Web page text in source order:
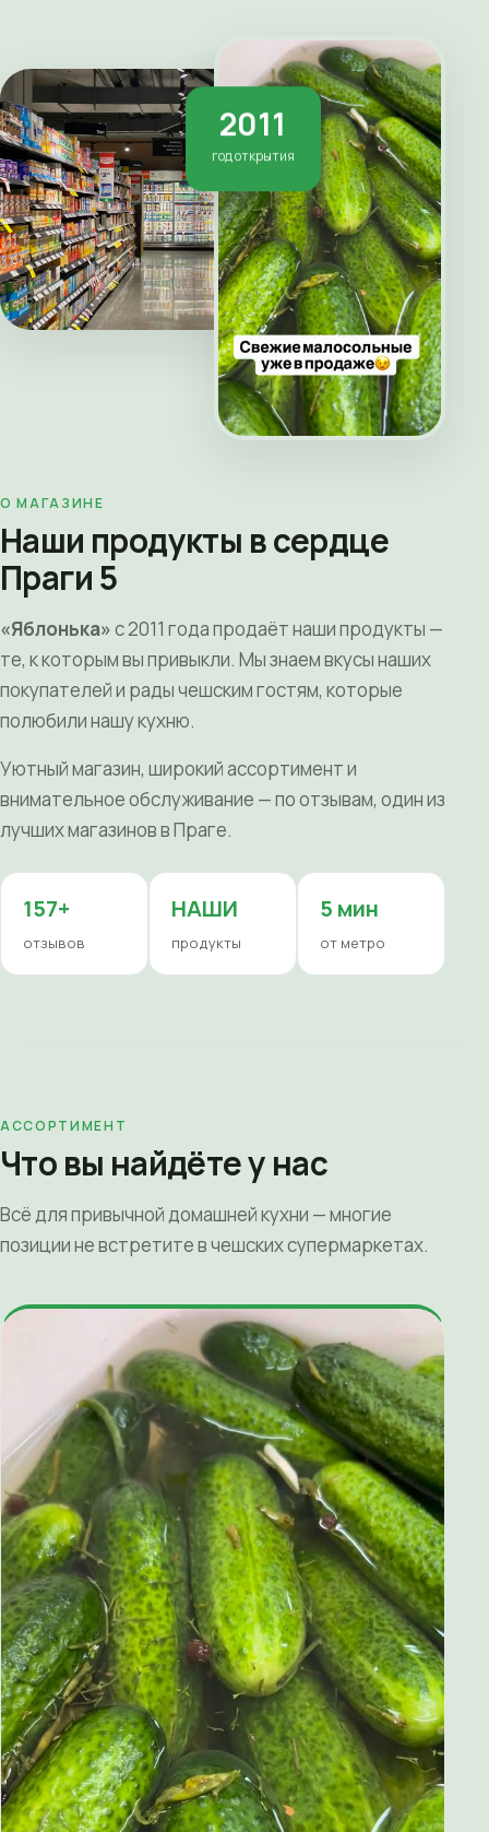
2011
год открытия
О МАГАЗИНЕ
Наши продукты в сердце
Праги 5
«Яблонька»с 2011 года продаёт наши продукты —
те, к которым вы привыкли. Мы знаем вкусы наших
покупателей и рады чешским гостям, которые
полюбили нашу кухню.
Уютный магазин, широкий ассортимент и
внимательное обслуживание — по отзывам, один из
лучших магазинов в Праге.
157+
отзывов
НАШИ
продукты
5 мин
от метро
АССОРТИМЕНТ
Что вы найдёте у нас
Всё для привычной домашней кухни — многие
позиции не встретите в чешских супермаркетах.